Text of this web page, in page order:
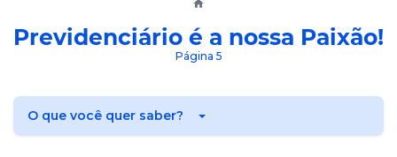
Previdenciário é a nossa Paixão!
Página 5
O que você quer saber?